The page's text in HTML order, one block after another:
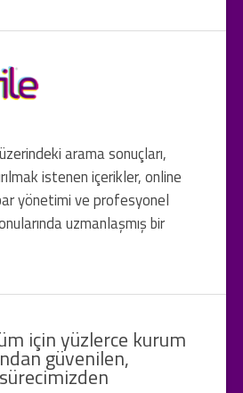
arama sonuçları,
istenen içerikler, online
yönetimi ve profesyonel
uzmanlaşmış bir
için yüzlerce kurum
güvenilen,